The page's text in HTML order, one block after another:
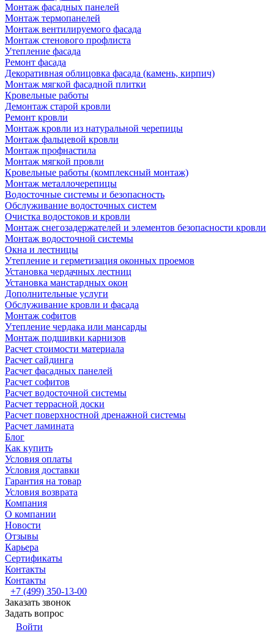
Монтаж фасадных панелей
Монтаж термопанелей
Монтаж вентилируемого фасада
Монтаж стенового профлиста
Утепление фасада
Ремонт фасада
Декоративная облицовка фасада (камень, кирпич)
Монтаж мягкой фасадной плитки
Кровельные работы
Демонтаж старой кровли
Ремонт кровли
Монтаж кровли из натуральной черепицы
Монтаж фальцевой кровли
Монтаж профнастила
Монтаж мягкой провли
Кровельные работы (комплексный монтаж)
Монтаж металлочерепицы
Водосточные системы и безопасность
Обслуживание водосточных систем
Очистка водостоков и кровли
Монтаж снегозадержателей и элементов безопасности кровли
Монтаж водосточной системы
Окна и лестницы
Утепление и герметизация оконных проемов
Установка чердачных лестниц
Установка манстардных окон
Дополнительные услуги
Обслуживание кровли и фасада
Монтаж софитов
Утепление чердака или мансарды
Монтаж подшивки карнизов
Расчет стоимости материала
Расчет сайдинга
Расчет фасадных панелей
Расчет софитов
Расчет водосточной системы
Расчет террасной доски
Расчет поверхностной дренажной системы
Расчет ламината
Блог
Как купить
Условия оплаты
Условия доставки
Гарантия на товар
Условия возврата
Компания
О компании
Новости
Отзывы
Карьера
Сертификаты
Контакты
Контакты
+7 (499) 350-13-00
Заказать звонок
Задать вопрос
Войти